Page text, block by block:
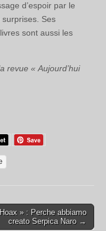
d’espoir par le
surprises. Ses
sont aussi les
revue « Aujourd’hui
» : Perche abbiamo
creato Serpica Naro →